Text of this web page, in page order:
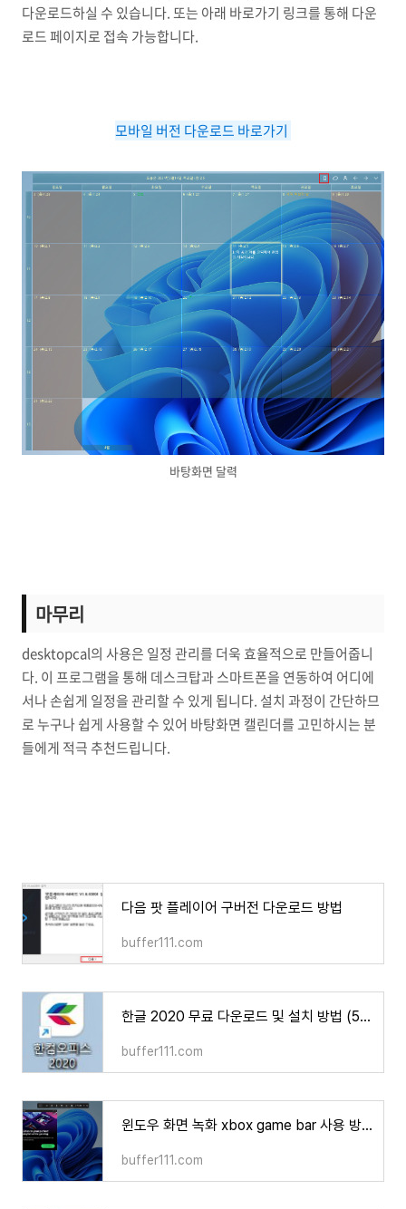
다운로드하실 수 있습니다. 또는 아래 바로가기 링크를 통해 다운
로드 페이지로 접속 가능합니다.
모바일 버전 다운로드 바로가기
바탕화면 달력
마무리
desktopcal의 사용은 일정 관리를 더욱 효율적으로 만들어줍니
다. 이 프로그램을 통해 데스크탑과 스마트폰을 연동하여 어디에
서나 손쉽게 일정을 관리할 수 있게 됩니다. 설치 과정이 간단하므
로 누구나 쉽게 사용할 수 있어 바탕화면 캘린더를 고민하시는 분
들에게 적극 추천드립니다.
다음 팟 플레이어 구버전 다운로드 방법
buffer111.com
한글 2020 무료 다운로드 및 설치 방법 (5분 과정)
buffer111.com
윈도우 화면 녹화 xbox game bar 사용 방법
buffer111.com